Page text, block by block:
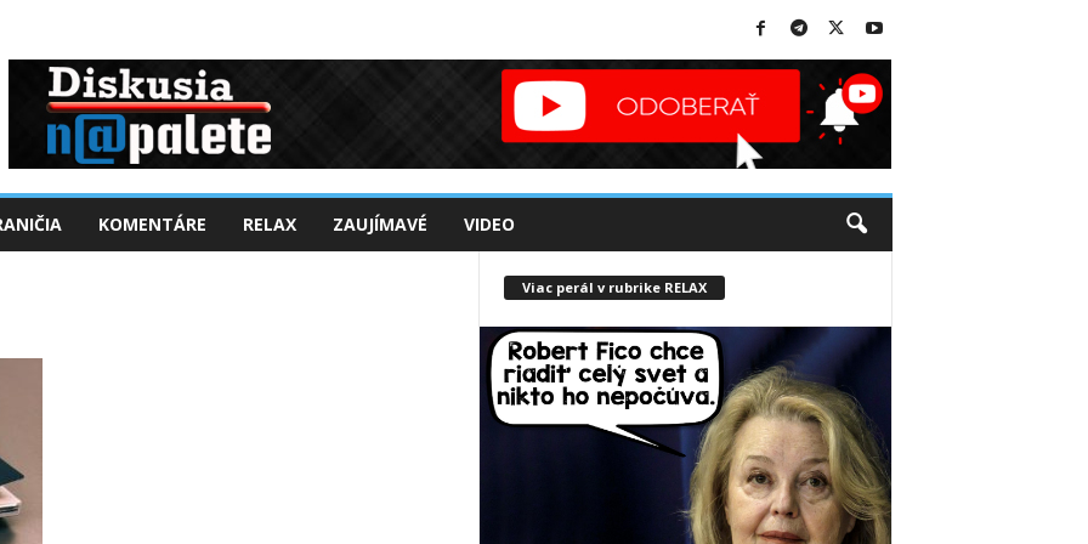
KOMENTÁRE RELAX ZAUJÍMAVÉ VIDEO
Viac perál v rubrike RELAX